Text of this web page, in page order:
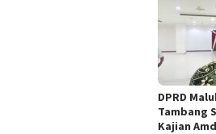
DPRD
Tambang
Kajian